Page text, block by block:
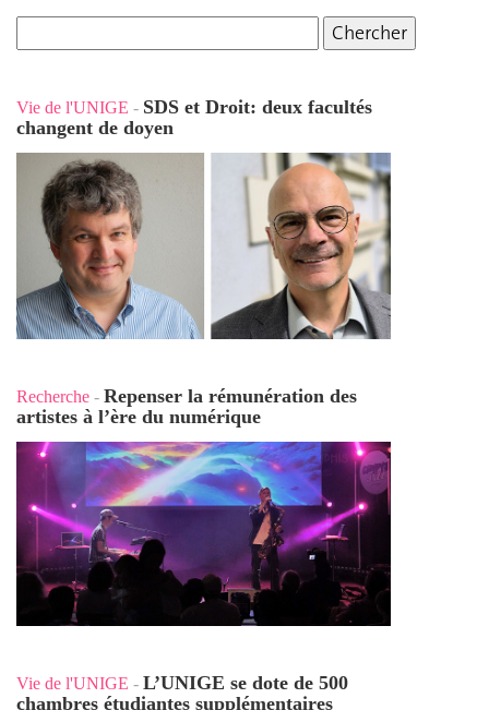
Vie de l'UNIGE - SDS et Droit: deux facultés
changent de doyen
Recherche - Repenser la rémunération des
artistes à l’ère du numérique
Vie de l'UNIGE - L’UNIGE se dote de 500
chambres étudiantes supplémentaires